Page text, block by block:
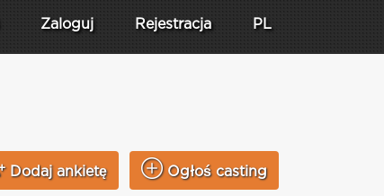
Zaloguj Rejestracja PL
Dodaj ankietę Ogłoś casting